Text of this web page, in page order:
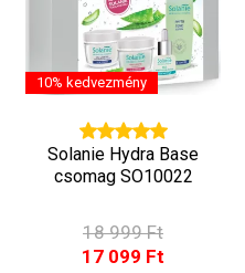
10% kedvezmény
Solanie Hydra Base
csomag SO10022
18 999 Ft
17 099 Ft